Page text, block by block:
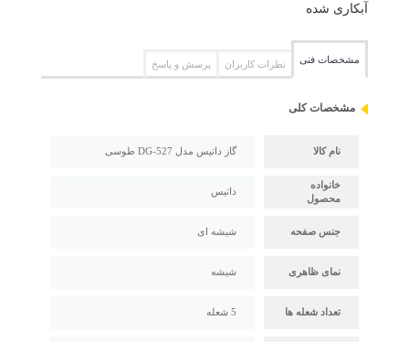
آبکاری شده
مشخصات فنی نظرات کاربران پرسش و پاسخ
مشخصات کلی
نام کالا گاز داتیس مدل DG-527 طوسی
خانواده
محصول
داتیس
جنس صفحه شیشه ای
نمای ظاهری شیشه
تعداد شعله ها 5 شعله